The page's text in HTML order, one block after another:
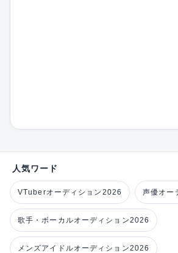
人気ワード
VTuberオーディション2026 声優オー
歌手・ボーカルオーディション2026
メンズアイドルオーディション2026